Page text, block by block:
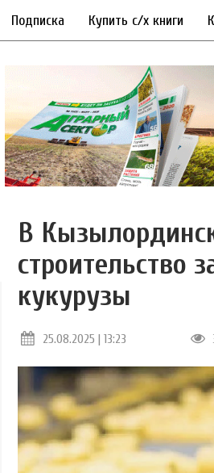
Подписка Купить с/х книги
В
строительство
кукурузы
25.08.2025 | 13:23